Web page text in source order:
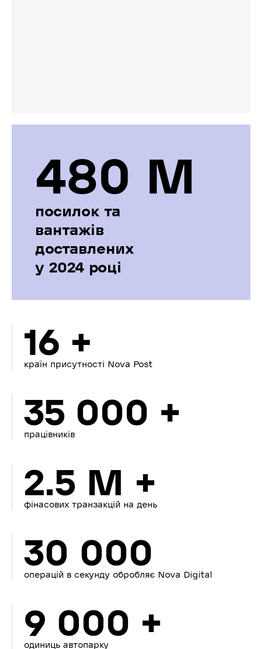
480 М
посилок та
вантажів
доставлених
у 2024 році
16 +
країн присутності Nova Post
35 000 +
працівників
2.5 M +
фінасових транзакцій на день
30 000
операцій в секунду обробляє Nova Digital
9 000 +
одиниць автопарку